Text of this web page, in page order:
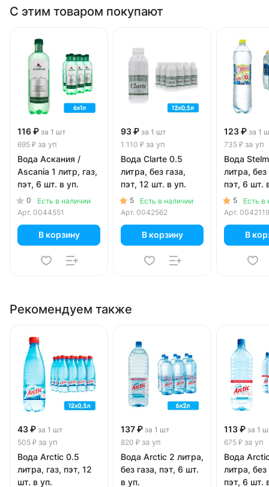
С этим товаром покупают
116 ₽ за 1 шт
695 ₽ за уп
Вода Аскания /
Ascania 1 литр, газ,
пэт, 6 шт. в уп.
0
Есть в наличии
Арт. 0044551
В корзину
93 ₽ за 1 шт
1 110 ₽ за уп
Вода Clarte 0.5
литра, без газа,
пэт, 12 шт. в уп.
5
Есть в наличии
Арт. 0042562
В корзину
123 ₽ за 1
735 ₽ за уп
Вода
литра, без
пэт, 6 шт.
5
Есть в
Арт. 0042119
В
Рекомендуем также
43 ₽ за 1 шт
505 ₽ за уп
Вода Arctic 0.5
литра, газ, пэт, 12
шт. в уп.
137 ₽ за 1 шт
820 ₽ за уп
Вода Arctic 2 литра,
без газа, пэт, 6 шт.
в уп.
113 ₽ за 1
675 ₽ за уп
Вода
литра, без
пэт, 6 шт.